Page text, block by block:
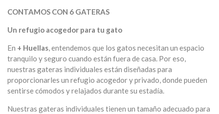
CONTAMOS CON 6 GATERAS
Un refugio acogedor para tu gato
En + Huellas, entendemos que los gatos necesitan un espacio
tranquilo y seguro cuando están fuera de casa. Por eso,
nuestras gateras individuales están diseñadas para
proporcionarles un refugio acogedor y privado, donde pueden
sentirse cómodos y relajados durante su estadía.
Nuestras gateras individuales tienen un tamaño adecuado para